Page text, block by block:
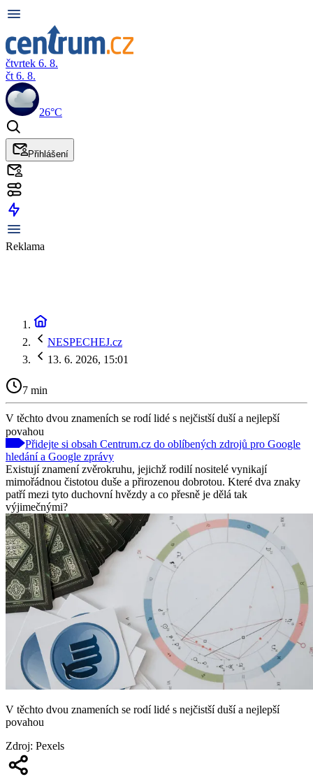
čtvrtek 6. 8.
čt 6. 8.
26°C
Přihlášení
Reklama
NESPECHEJ.cz
13. 6. 2026, 15:01
7 min
V těchto dvou znameních se rodí lidé s nejčistší duší a nejlepší
povahou
Přidejte si obsah Centrum.cz do oblíbených zdrojů pro Google
hledání a Google zprávy
Existují znamení zvěrokruhu, jejichž rodilí nositelé vynikají
mimořádnou čistotou duše a přirozenou dobrotou. Které dva znaky
patří mezi tyto duchovní hvězdy a co přesně je dělá tak
výjimečnými?
V těchto dvou znameních se rodí lidé s nejčistší duší a nejlepší
povahou
Zdroj: Pexels